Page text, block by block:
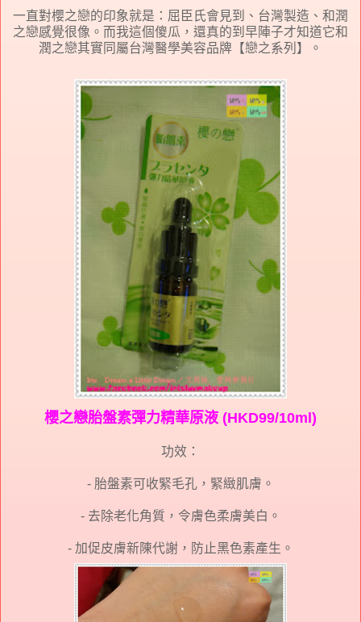
一直對櫻之戀的印象就是：屈臣氏會見到、台灣製造、和潤
之戀感覺很像。而我這個傻瓜，還真的到早陣子才知道它和
潤之戀其實同屬台灣醫學美容品牌【戀之系列】。
櫻之戀胎盤素彈力精華原液 (HKD99/10ml)
功效：
- 胎盤素可收緊毛孔，緊緻肌膚。
- 去除老化角質，令膚色柔膚美白。
- 加促皮膚新陳代謝，防止黑色素產生。